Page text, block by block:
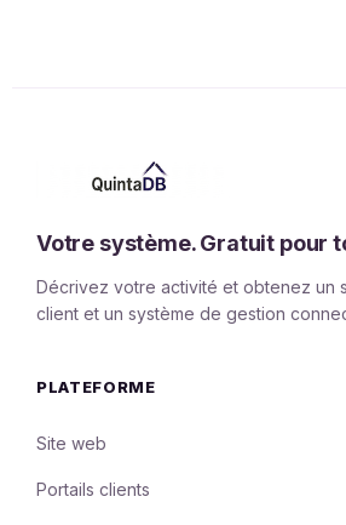
Votre système. Gratuit pour
Décrivez votre activité et obtenez un
client et un système de gestion
PLATEFORME
Site web
Portails clients